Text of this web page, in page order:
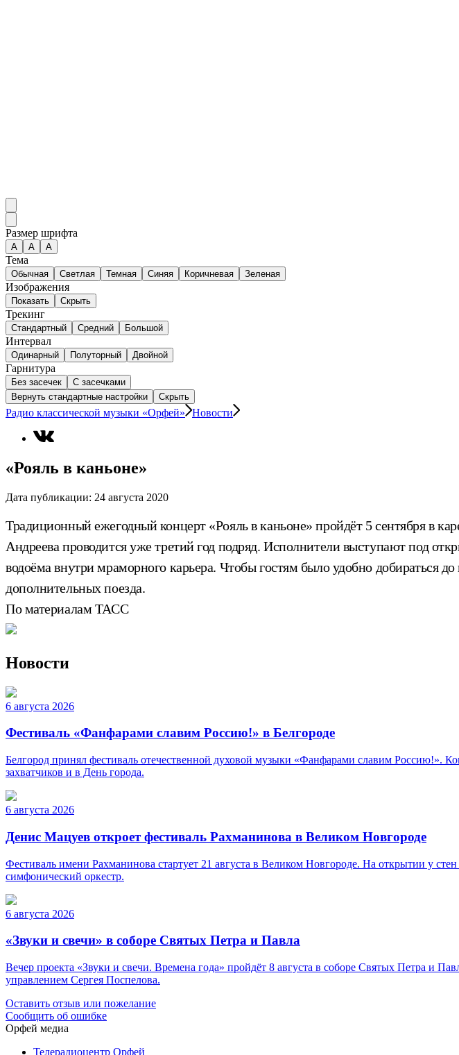
Размер шрифта
А A A
Тема
Обычная Светлая Темная Синяя Коричневая Зеленая
Изображения
Показать Скрыть
Трекинг
Стандартный Средний Большой
Интервал
Одинарный Полуторный Двойной
Гарнитура
Без засечек
С засечками
Вернуть стандартные настройки
Скрыть
Радио классической музыки «Орфей» Новости
«Рояль в каньоне»
Дата публикации: 24 августа 2020
Традиционный ежегодный концерт «Рояль в каньоне» пройдёт 5 сентября в
Андреева проводится уже третий год подряд. Исполнители выступают под
водоёма внутри мраморного карьера. Чтобы гостям было удобно добираться
дополнительных поезда.
По материалам ТАСС
Новости
6 августа 2026
Фестиваль «Фанфарами славим Россию!» в Белгороде
Белгород принял фестиваль отечественной духовой музыки «Фанфарами славим Россию!».
захватчиков и в День города.
6 августа 2026
Денис Мацуев откроет фестиваль Рахманинова в Великом Новгороде
Фестиваль имени Рахманинова стартует 21 августа в Великом Новгороде. На открытии у
симфонический оркестр.
6 августа 2026
«Звуки и свечи» в соборе Святых Петра и Павла
Вечер проекта «Звуки и свечи. Времена года» пройдёт 8 августа в соборе Святых Петра
управлением Сергея Поспелова.
Оставить отзыв или пожелание
Сообщить об ошибке
Орфей медиа
Телерадиоцентр Орфей